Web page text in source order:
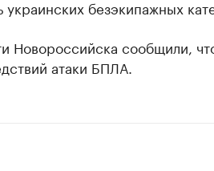
безэкипажных
Новороссийска сообщили,
атаки БПЛА.